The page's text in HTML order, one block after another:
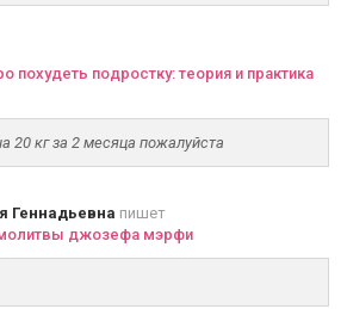
похудеть подростку: теория и практика
20 кг за 2 месяца пожалуйста
Геннадьевна пишет
джозефа мэрфи